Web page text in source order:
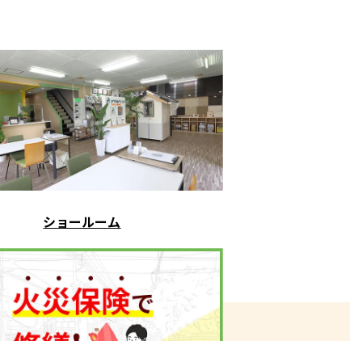
ショールーム